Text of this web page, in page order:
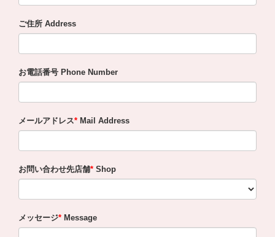
ご住所 Address
お電話番号 Phone Number
メールアドレス Mail Address
お問い合わせ先店舗 Shop
メッセージ Message